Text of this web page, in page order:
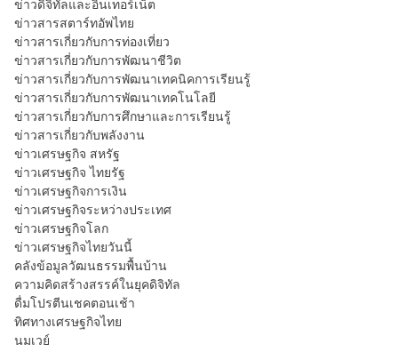
ข่าวดิจิทัลและอินเทอร์เน็ต
ข่าวสารสตาร์ทอัพไทย
ข่าวสารเกี่ยวกับการท่องเที่ยว
ข่าวสารเกี่ยวกับการพัฒนาชีวิต
ข่าวสารเกี่ยวกับการพัฒนาเทคนิคการเรียนรู้
ข่าวสารเกี่ยวกับการพัฒนาเทคโนโลยี
ข่าวสารเกี่ยวกับการศึกษาและการเรียนรู้
ข่าวสารเกี่ยวกับพลังงาน
ข่าวเศรษฐกิจ สหรัฐ
ข่าวเศรษฐกิจ ไทยรัฐ
ข่าวเศรษฐกิจการเงิน
ข่าวเศรษฐกิจระหว่างประเทศ
ข่าวเศรษฐกิจโลก
ข่าวเศรษฐกิจไทยวันนี้
คลังข้อมูลวัฒนธรรมพื้นบ้าน
ความคิดสร้างสรรค์ในยุคดิจิทัล
ดื่มโปรตีนเชคตอนเช้า
ทิศทางเศรษฐกิจไทย
นมเวย์